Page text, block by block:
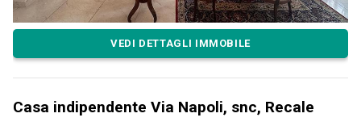
VEDI DETTAGLI IMMOBILE
Casa indipendente Via Napoli, snc, Recale